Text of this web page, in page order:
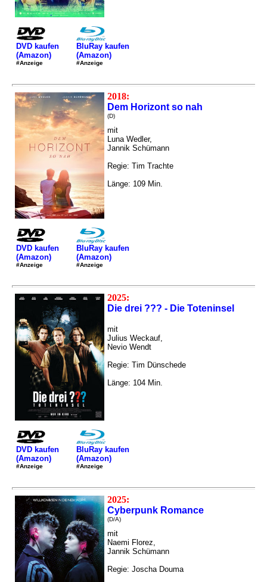
DVD kaufen
(Amazon)
#Anzeige
BluRay kaufen
(Amazon)
#Anzeige
2018:
Dem Horizont so nah
(D)
mit
Luna Wedler,
Jannik Schümann
Regie: Tim Trachte
Länge: 109 Min.
DVD kaufen
(Amazon)
#Anzeige
BluRay kaufen
(Amazon)
#Anzeige
2025:
Die drei ??? - Die Toteninsel
mit
Julius Weckauf,
Nevio Wendt
Regie: Tim Dünschede
Länge: 104 Min.
DVD kaufen
(Amazon)
#Anzeige
BluRay kaufen
(Amazon)
#Anzeige
2025:
Cyberpunk Romance
(D/A)
mit
Naemi Florez,
Jannik Schümann
Regie: Joscha Douma